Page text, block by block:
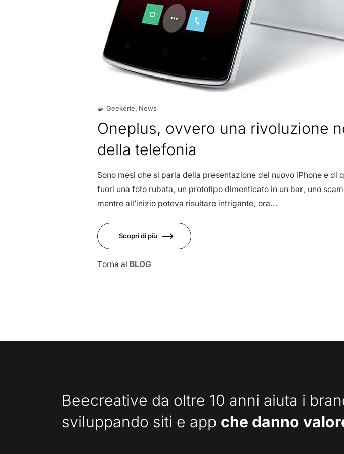
subject Geekerie, News
Oneplus, ovvero una rivoluzione
della telefonia
Sono mesi che si parla della presentazione del nuovo iPhone e
fuori una foto rubata, un prototipo dimenticato in un bar, uno
mentre all’inizio poteva risultare intrigante, ora...
Scopri di più
Torna al BLOG
Beecreative da oltre 10 anni aiuta i
sviluppando siti e app che danno